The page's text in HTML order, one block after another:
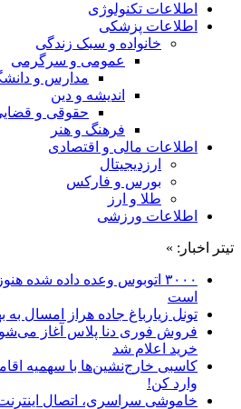
اطلاعات تکنولوژی
اطلاعات پزشکی
خانواده و سبک زندگی
عمومی و سرگرمی
مدارس و
اندیشه و دین
حقوقی و
فرهنگ و هنر
اطلاعات مالی و اقتصادی
ارزدیجیتال
بورس و فارکس
طلا و ارز
اطلاعات ورزشی
تیتر اخبار: »
۳۰۰۰ اتوبوس وعده داده شده
است
تونل زیارباغ جاده هراز امسال
فروش فوری دنا پلاس آغاز
خرید اعلام شد
وارد کن!
خاموشی سراسری، اتصال